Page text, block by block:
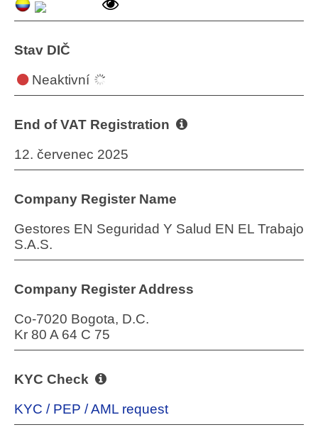
Stav DIČ
Neaktivní
End of VAT Registration
12. červenec 2025
Company Register Name
Gestores EN Seguridad Y Salud EN EL Trabajo
S.A.S.
Company Register Address
Co-7020 Bogota, D.C.
Kr 80 A 64 C 75
KYC Check
KYC / PEP / AML request